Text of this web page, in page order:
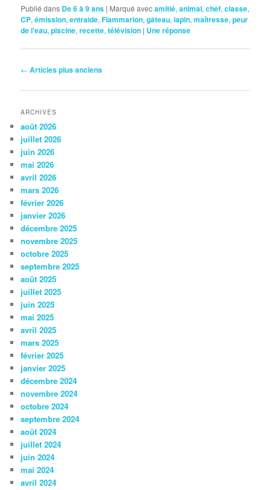
Publié dans De 6 à 9 ans | Marqué avecamitié,animal,chef,classe,
CP,émission,entraide,Flammarion,gâteau,lapin,maîtresse,peur
de l'eau,piscine,recette,télévision | Uneréponse
Navigation
articles
← Articles plus anciens
ARCHIVES
août 2026
juillet 2026
juin 2026
mai 2026
avril 2026
mars 2026
février 2026
janvier 2026
décembre 2025
novembre 2025
octobre 2025
septembre 2025
août 2025
juillet 2025
juin 2025
mai 2025
avril 2025
mars 2025
février 2025
janvier 2025
décembre 2024
novembre 2024
octobre 2024
septembre 2024
août 2024
juillet 2024
juin 2024
mai 2024
avril 2024